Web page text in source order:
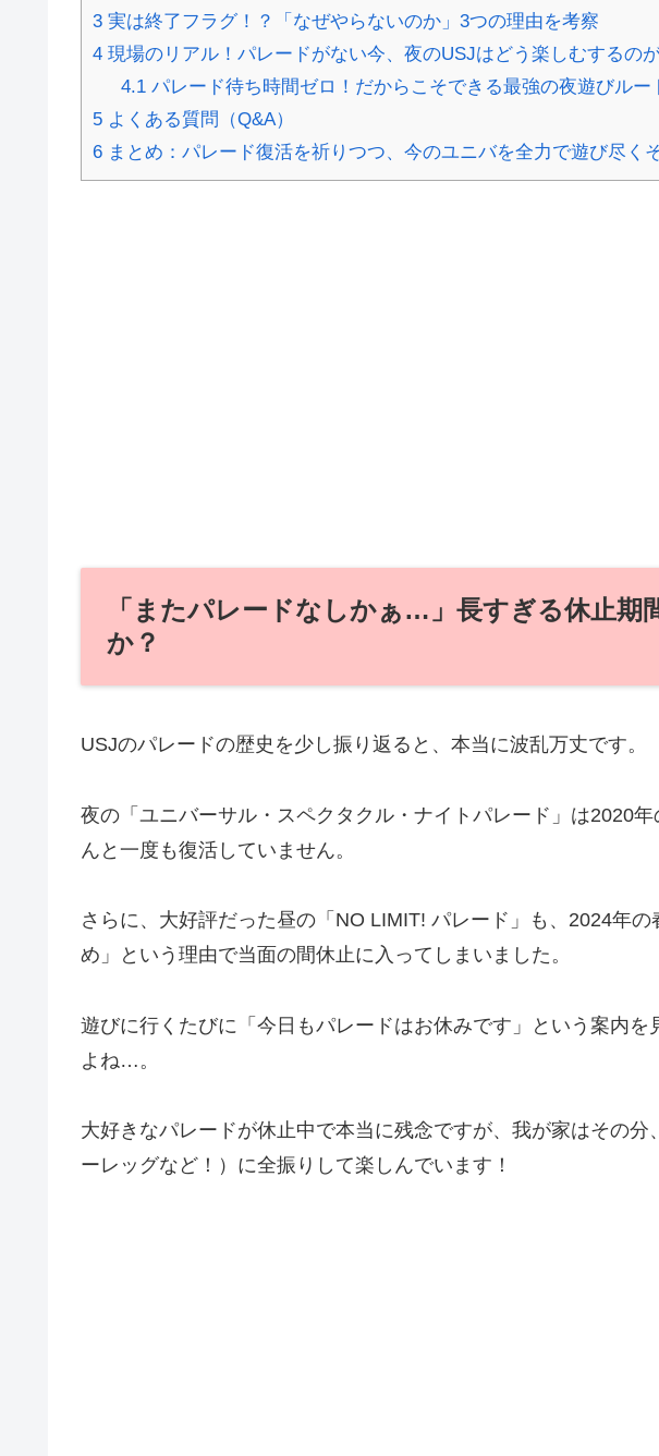
3 実は終了フラグ！？「なぜやらないのか」3つの理由を考察
4 現場のリアル！パレードがない今、夜のUSJはどう楽しむするの
4.1パレード待ち時間ゼロ！だからこそできる最強の夜遊びルー
5 よくある質問（Q&A）
6 まとめ：パレード復活を祈りつつ、今のユニバを全力で遊び尽く
「またパレードなしかぁ…」長すぎる休止期
か？
USJのパレードの歴史を少し振り返ると、本当に波乱万丈です。
夜の「ユニバーサル・スペクタクル・ナイトパレード」は2020
んと一度も復活していません。
さらに、大好評だった昼の「NO LIMIT! パレード」も、2024年
め」という理由で当面の間休止に入ってしまいました。
遊びに行くたびに「今日もパレードはお休みです」という案内
よね…。
大好きなパレードが休止中で本当に残念ですが、我が家はその分
ーレッグなど！）に全振りして楽しんでいます！